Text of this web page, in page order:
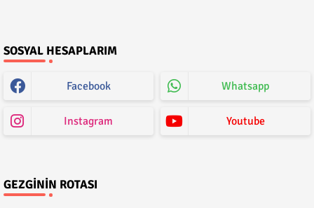
SOSYAL HESAPLARIM
Facebook Whatsapp
Instagram Youtube
GEZGININ ROTASI